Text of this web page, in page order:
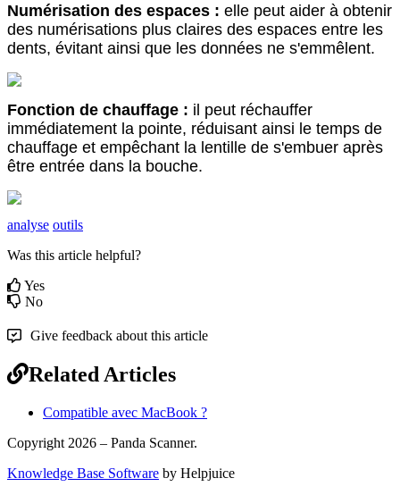
Numérisation des espaces : elle peut aider à obtenir
des numérisations plus claires des espaces entre les
dents, évitant ainsi que les données ne s'emmêlent.
Fonction de chauffage : il peut réchauffer
immédiatement la pointe, réduisant ainsi le temps de
chauffage et empêchant la lentille de s'embuer après
être entrée dans la bouche.
analyse outils
Was this article helpful?
Yes
No
Give feedback about this article
Related Articles
Compatible avec MacBook ?
Copyright 2026 – Panda Scanner.
Knowledge Base Software by Helpjuice